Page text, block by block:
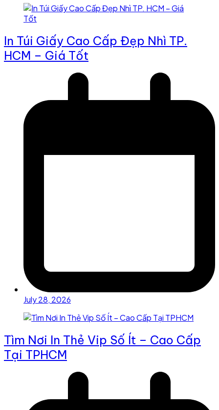
In Túi Giấy Cao Cấp Đẹp Nhì TP.
HCM – Giá Tốt
July 28, 2026
Tìm Nơi In Thẻ Vip Số Ít – Cao Cấp
Tại TPHCM